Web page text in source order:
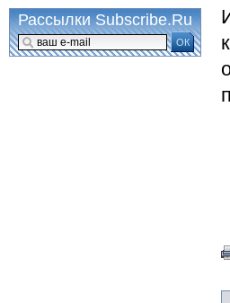
Рассылки Subscribe.Ru
ОК